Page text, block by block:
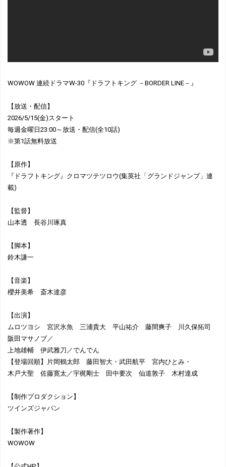
WOWOW 連続ドラマW-30『ドラフトキング －BORDER LINE－』
【放送・配信】
2026/5/15(金)スタート
毎週金曜日23:00～放送・配信(全10話)
※第1話無料放送
【原作】
『ドラフトキング』クロマツテツロウ(集英社「グランドジャンプ」連
載)
【監督】
山本透 長谷川琢真
【脚本】
鈴木謙一
【音楽】
櫻井美希 斎木達彦
【出演】
ムロツヨシ 宮沢氷魚 三浦貴大 平山祐介 藤間爽子 川久保拓司
阪田マサノブ／
上地雄輔 伊武雅刀／でんでん
【登場回順】片岡鶴太郎 藤田智大・武田航平 宮内ひとみ・
木戸大聖 佐藤寛太／宇梶剛士 田中要次 仙道敦子 木村達成
【制作プロダクション】
ツインズジャパン
【製作著作】
WOWOW